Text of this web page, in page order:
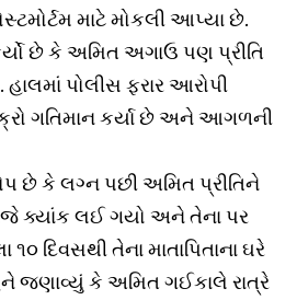
માટે મોકલી આપ્યા છે.
છે કે અમિત અગાઉ પણ પ્રીતિ
હાલમાં પોલીસ ફરાર આરોપી
ગતિમાન કર્યા છે અને આગળની
છે કે લગ્ન પછી અમિત પ્રીતિને
ક્યાંક લઈ ગયો અને તેના પર
૧૦ દિવસથી તેના માતાપિતાના ઘરે
જણાવ્યું કે અમિત ગઈકાલે રાત્રે